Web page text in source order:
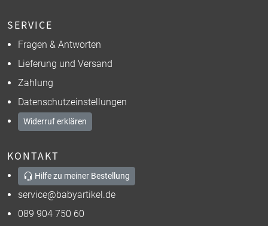
SERVICE
Fragen & Antworten
Lieferung und Versand
Zahlung
Datenschutzeinstellungen
Widerruf erklären
KONTAKT
Hilfe zu meiner Bestellung
service@babyartikel.de
089 904 750 60